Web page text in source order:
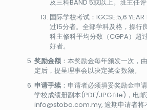
及三科BAND 5或以上。班主任评
国际学校考试：IGCSE:5,6 YEAR
过15分者。全部学科及格，操行
科主修科平均分数（CGPA）超
好者。
奖励金额：本奖励金每年颁发一次，
定后，提呈理事会以决定奖金数额。
申请手续：申请者必须填妥奖励金申
学校成绩册副本(PDF/JPG file)，电
info@stoba.com.my, 逾期申请者将